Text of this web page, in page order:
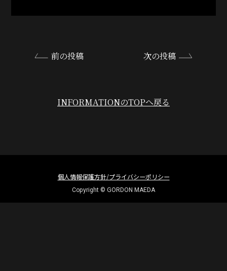
前の投稿 次の投稿
INFORMATIONのTOPへ戻る
個人情報保護方針/プライバシーポリシー
Copyright © GORDON MAEDA